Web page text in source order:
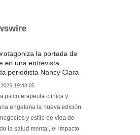
la portada de
en una entrevista
periodista Nancy Clara
19:43:05
psicoterapeuta clínica y
engalana la nueva edición
y estilo de vida de
la salud mental, el impacto